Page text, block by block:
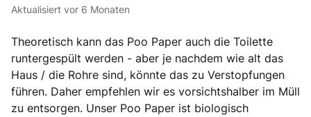
Aktualisiert vor 6 Monaten
Theoretisch kann das Poo Paper auch die Toilette
runtergespült werden - aber je nachdem wie alt das
Haus / die Rohre sind, könnte das zu Verstopfungen
führen. Daher empfehlen wir es vorsichtshalber im Müll
zu entsorgen. Unser Poo Paper ist biologisch